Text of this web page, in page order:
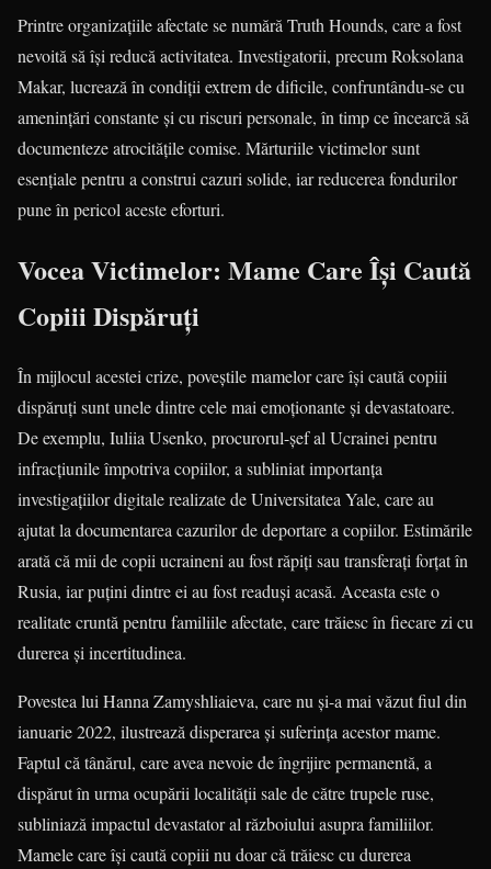
Printre organizațiile afectate se numără Truth Hounds, care a fost
nevoită să își reducă activitatea. Investigatorii, precum Roksolana
Makar, lucrează în condiții extrem de dificile, confruntându-se cu
amenințări constante și cu riscuri personale, în timp ce încearcă să
documenteze atrocitățile comise. Mărturiile victimelor sunt
esențiale pentru a construi cazuri solide, iar reducerea fondurilor
pune în pericol aceste eforturi.
Vocea Victimelor: Mame Care Își Caută
Copiii Dispăruți
În mijlocul acestei crize, poveștile mamelor care își caută copiii
dispăruți sunt unele dintre cele mai emoționante și devastatoare.
De exemplu, Iuliia Usenko, procurorul-șef al Ucrainei pentru
infracțiunile împotriva copiilor, a subliniat importanța
investigațiilor digitale realizate de Universitatea Yale, care au
ajutat la documentarea cazurilor de deportare a copiilor. Estimările
arată că mii de copii ucraineni au fost răpiți sau transferați forțat în
Rusia, iar puțini dintre ei au fost readuși acasă. Aceasta este o
realitate cruntă pentru familiile afectate, care trăiesc în fiecare zi cu
durerea și incertitudinea.
Povestea lui Hanna Zamyshliaieva, care nu și-a mai văzut fiul din
ianuarie 2022, ilustrează disperarea și suferința acestor mame.
Faptul că tânărul, care avea nevoie de îngrijire permanentă, a
dispărut în urma ocupării localității sale de către trupele ruse,
subliniază impactul devastator al războiului asupra familiilor.
Mamele care își caută copiii nu doar că trăiesc cu durerea